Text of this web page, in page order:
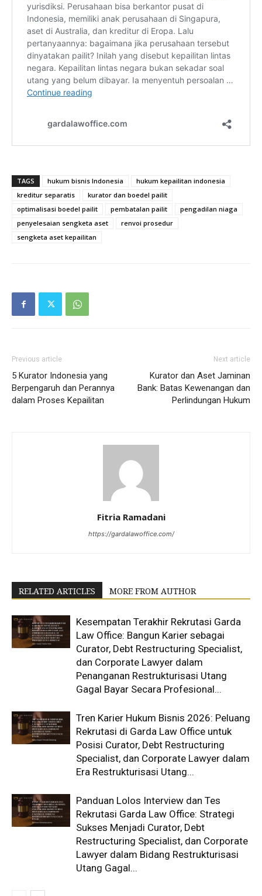
TAGS hukum bisnis Indonesia
hukum kepailitan indonesia
kreditur separatis
kurator dan boedel pailit
optimalisasi boedel pailit
pembatalan pailit
pengadilan niaga
penyelesaian sengketa aset
renvoi prosedur
sengketa aset kepailitan
Previous article
5 Kurator Indonesia yang
Berpengaruh dan Perannya
dalam Proses Kepailitan
Next article
Kurator dan Aset Jaminan
Bank: Batas Kewenangan dan
Perlindungan Hukum
Fitria Ramadani
https://gardalawoffice.com/
RELATED ARTICLES MORE FROM AUTHOR
Kesempatan Terakhir Rekrutasi Garda
Law Office: Bangun Karier sebagai
Curator, Debt Restructuring Specialist,
dan Corporate Lawyer dalam
Penanganan Restrukturisasi Utang
Gagal Bayar Secara Profesional...
Tren Karier Hukum Bisnis 2026: Peluang
Rekrutasi di Garda Law Office untuk
Posisi Curator, Debt Restructuring
Specialist, dan Corporate Lawyer dalam
Era Restrukturisasi Utang...
Panduan Lolos Interview dan Tes
Rekrutasi Garda Law Office: Strategi
Sukses Menjadi Curator, Debt
Restructuring Specialist, dan Corporate
Lawyer dalam Bidang Restrukturisasi
Utang Gagal...